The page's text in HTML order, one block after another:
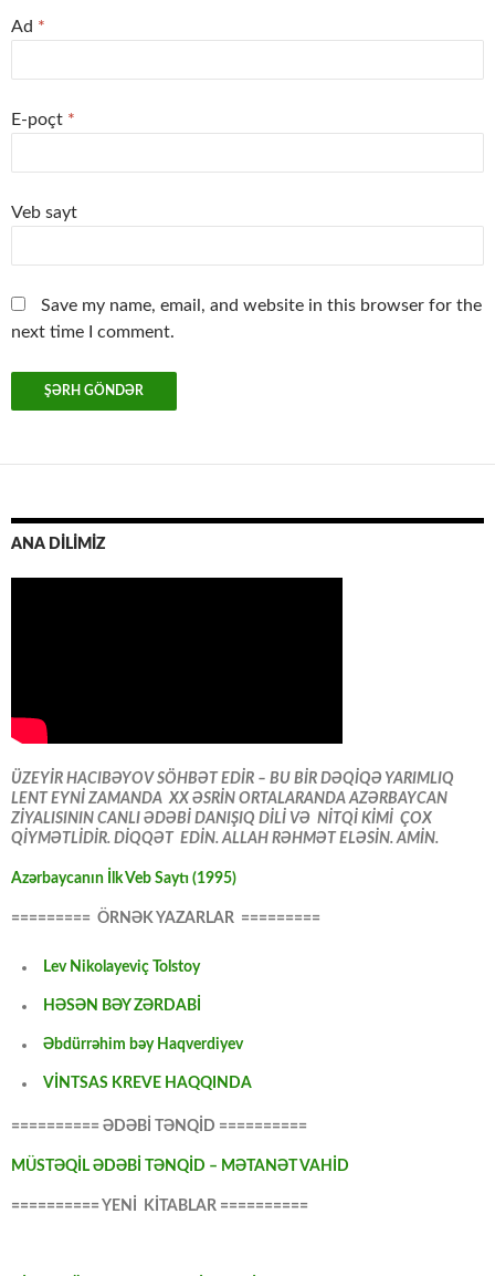
Ad *
E-poçt *
Veb sayt
Save my name, email, and website in this browser for the
next time I comment.
ANA DİLİMİZ
ÜZEYİR HACIBƏYOV SÖHBƏT EDİR – BU BİR DƏQİQƏ YARIMLIQ
LENT EYNİ ZAMANDA XX ƏSRİN ORTALARANDA AZƏRBAYCAN
ZİYALISININ CANLI ƏDƏBİ DANIŞIQ DİLİ VƏ NİTQİ KİMİ ÇOX
QİYMƏTLİDİR. DİQQƏT EDİN. ALLAH RƏHMƏT ELƏSİN. AMİN.
Azərbaycanın İlk Veb Saytı (1995)
========= ÖRNƏK YAZARLAR =========
Lev Nikolayeviç Tolstoy
HƏSƏN BƏY ZƏRDABİ
Əbdürrəhim bəy Haqverdiyev
VİNTSAS KREVE HAQQINDA
========== ƏDƏBİ TƏNQİD ==========
MÜSTƏQİL ƏDƏBİ TƏNQİD – MƏTANƏT VAHİD
========== YENİ KİTABLAR ==========